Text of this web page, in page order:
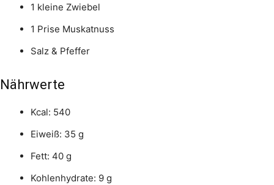
1 kleine Zwiebel
1 Prise Muskatnuss
Salz & Pfeffer
Nährwerte
Kcal: 540
Eiweiß: 35 g
Fett: 40 g
Kohlenhydrate: 9 g